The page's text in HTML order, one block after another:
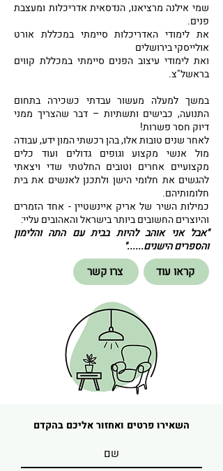
שמי אילנה מרציאנו, הנדסאית אדריכלות ומעצבת
פנים.
את לימודי האדריכלות סיימתי במכללת אורט
אולייסקי בירושלים
ואת לימודי עיצוב הפנים סיימתי במכללת קווים
בראשל"צ.
במשך למעלה מעשור עבדתי כשכירה בתחום
התנועה, כבישים ותשתיות – דבר שהצריך ממני
דיוק חסר פשרות!
לאחר שנים טובות אלו, בהן רכשתי המון ידע, עבודה
מול אנשי מקצוע וגופים גדולים ועוד כלים
מקצועיים אחרים וטובים החלטתי שדי ויצאתי
להגשים את חלומי הישן ולתכנן לאנשים את בית
חלומותיהם.
כמילות השיר של אריק איינשטיין - אחד הזמרים
והיוצרים החשובים ביותר בישראל והאהובים עליי:
"אבל אני אוהב להיות בבית עם התה והלימון
והספרים הישנים......"
צרו קשר קראו עוד
השאירו פרטים ואחזור אליכם בהקדם